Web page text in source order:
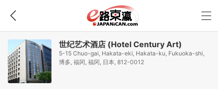
世纪艺术酒店 (Hotel Century Art)
5-15 Chuo-gai, Hakata-eki, Hakata-ku, Fukuoka-shi,
博多, 福冈, 福冈, 日本, 812-0012